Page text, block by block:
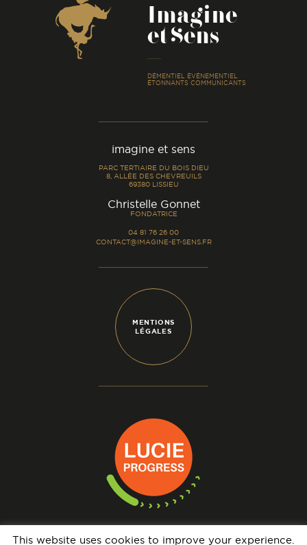
Imagine
et Sens
DÉMENTIEL ÉVÉNEMENTIEL
ÉTONNANTS COMMUNICANTS
imagine et sens
PARC TERTIAIRE DU BOIS DIEU
8, ALLÉE DES CHEVREUILS
69380 LISSIEU
Christelle Gonnet-
FONDATRICE
04 81 76 26 00
CONTACT@IMAGINE-ET-SENS.FR
MENTIONS
LÉGALES
This website uses cookies to improve your experience.